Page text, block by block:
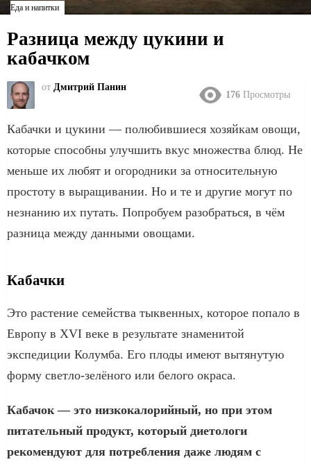
Еда и напитки
Разница между цукини и
кабачком
от Дмитрий Панин
176 Просмотры
Кабачки и цукини — полюбившиеся хозяйкам овощи,
которые способны улучшить вкус множества блюд. Не
меньше их любят и огородники за относительную
простоту в выращивании. Но и те и другие могут по
незнанию их путать. Попробуем разобраться, в чём
разница между данными овощами.
Кабачки
Это растение семейства тыквенных, которое попало в
Европу в XVI веке в результате знаменитой
экспедиции Колумба. Его плоды имеют вытянутую
форму светло-зелёного или белого окраса.
Кабачок — это низкокалорийный, но при этом
питательный продукт, который диетологи
рекомендуют для потребления даже людям с